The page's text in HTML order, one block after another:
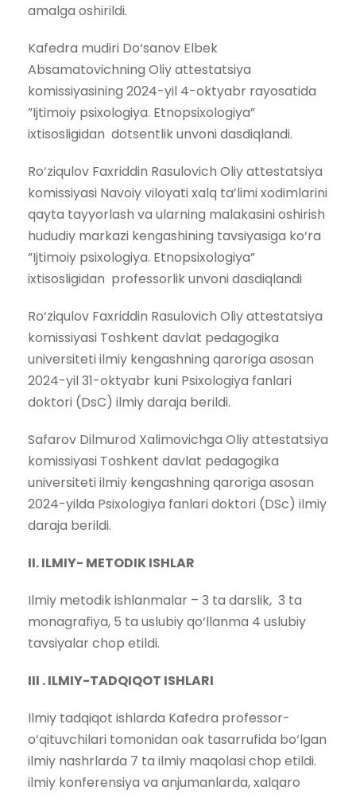
amalga oshirildi.
Kafedra mudiri Do‘sanov Elbek
Absamatovichning Oliy attestatsiya
komissiyasining 2024-yil 4-oktyabr rayosatida
”Ijtimoiy psixologiya. Etnopsixologiya”
ixtisosligidan dotsentlik unvoni dasdiqlandi.
Ro‘ziqulov Faxriddin Rasulovich Oliy attestatsiya
komissiyasi Navoiy viloyati xalq ta’limi xodimlarini
qayta tayyorlash va ularning malakasini oshirish
hududiy markazi kengashining tavsiyasiga ko‘ra
”Ijtimoiy psixologiya. Etnopsixologiya”
ixtisosligidan professorlik unvoni dasdiqlandi
Ro‘ziqulov Faxriddin Rasulovich Oliy attestatsiya
komissiyasi Toshkent davlat pedagogika
universiteti ilmiy kengashning qaroriga asosan
2024-yil 31-oktyabr kuni Psixologiya fanlari
doktori (DsC) ilmiy daraja berildi.
Safarov Dilmurod Xalimovichga Oliy attestatsiya
komissiyasi Toshkent davlat pedagogika
universiteti ilmiy kengashning qaroriga asosan
2024-yilda Psixologiya fanlari doktori (DSc) ilmiy
daraja berildi.
II. ILMIY- METODIK ISHLAR
Ilmiy metodik ishlanmalar – 3 ta darslik, 3 ta
monagrafiya, 5 ta uslubiy qo‘llanma 4 uslubiy
tavsiyalar chop etildi.
III . ILMIY-TADQIQOT ISHLARI
Ilmiy tadqiqot ishlarda Kafedra professor-
o‘qituvchilari tomonidan oak tasarrufida bo‘lgan
ilmiy nashrlarda 7 ta ilmiy maqolasi chop etildi.
ilmiy konferensiya va anjumanlarda, xalqaro